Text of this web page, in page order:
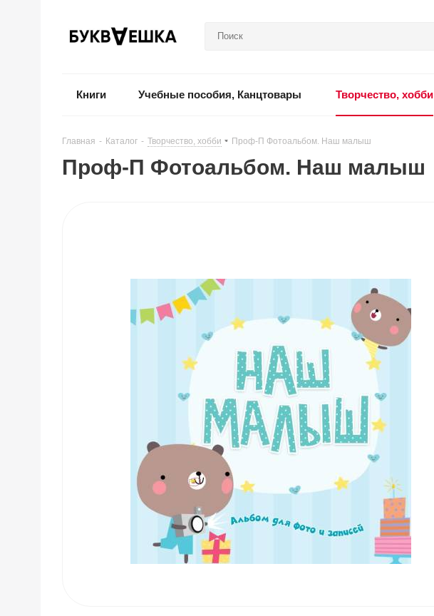
Книги Учебные пособия, Канцтовары Творчество, хобби
Главная - Каталог - Творчество, хобби - Проф-П Фотоальбом. Наш малыш
Проф-П Фотоальбом. Наш малыш